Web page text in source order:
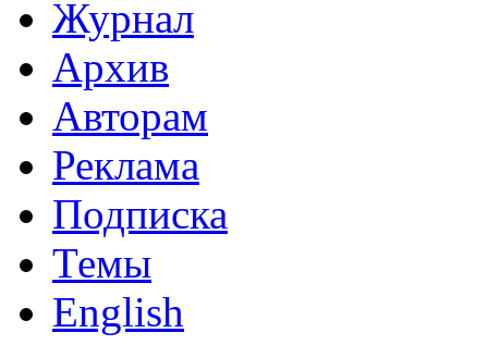
Журнал
Архив
Авторам
Реклама
Подписка
Темы
English